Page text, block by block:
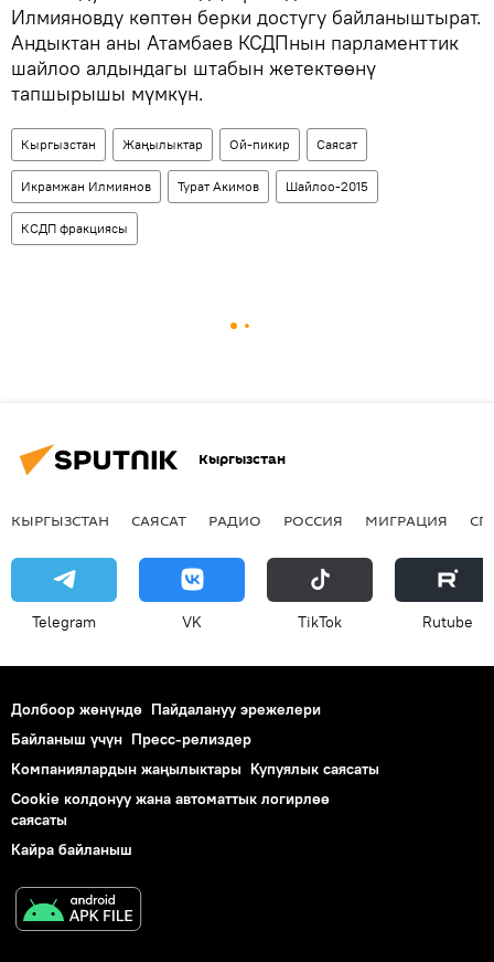
Илмияновду көптөн берки достугу байланыштырат.
Андыктан аны Атамбаев КСДПнын парламенттик
шайлоо алдындагы штабын жетектөөнү
тапшырышы мүмкүн.
Кыргызстан Жаңылыктар Ой-пикир Саясат
Икрамжан Илмиянов Турат Акимов Шайлоо-2015
КСДП фракциясы
Кыргызстан
КЫРГЫЗСТАН САЯСАТ РАДИО РОССИЯ МИГРАЦИЯ
Telegram VK ТikТоk Rutube
Долбоор жөнүндө Пайдалануу эрежелери
Байланыш үчүн Пресс-релиздер
Компаниялардын жаңылыктары Купуялык саясаты
Cookie колдонуу жана автоматтык логирлөө
саясаты
Кайра байланыш